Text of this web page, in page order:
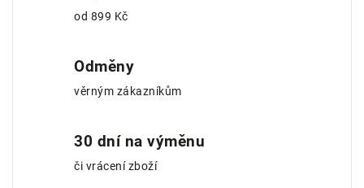
od 899 Kč
Odměny
věrným zákazníkům
30 dní na výměnu
či vrácení zboží